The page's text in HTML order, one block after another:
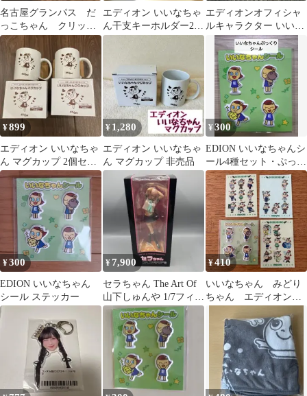
名古屋グランパス だ
っこちゃん クリップ
☆ 15. 稲垣 祥
エディオン いいなちゃ
ん干支キーホルダー2個
＋クリアファイル4枚セ
エディオンオフィシャ
ルキャラクター いいな
ちゃん キーホルダー
¥899
エディオン いいなちゃ
ん マグカップ 2個セッ
ト
¥1,280
エディオン いいなちゃ
ん マグカップ 非売品
¥300
EDION いいなちゃんシ
ール4種セット・ぷっく
りシール/新品
¥300
EDION いいなちゃん
シール ステッカー
¥ 7,900
セラちゃん The Art Of
山下しゅんや 1/7フィギ
ュア コトブキヤ限定
¥410
いいなちゃん みどり
ちゃん エディオン